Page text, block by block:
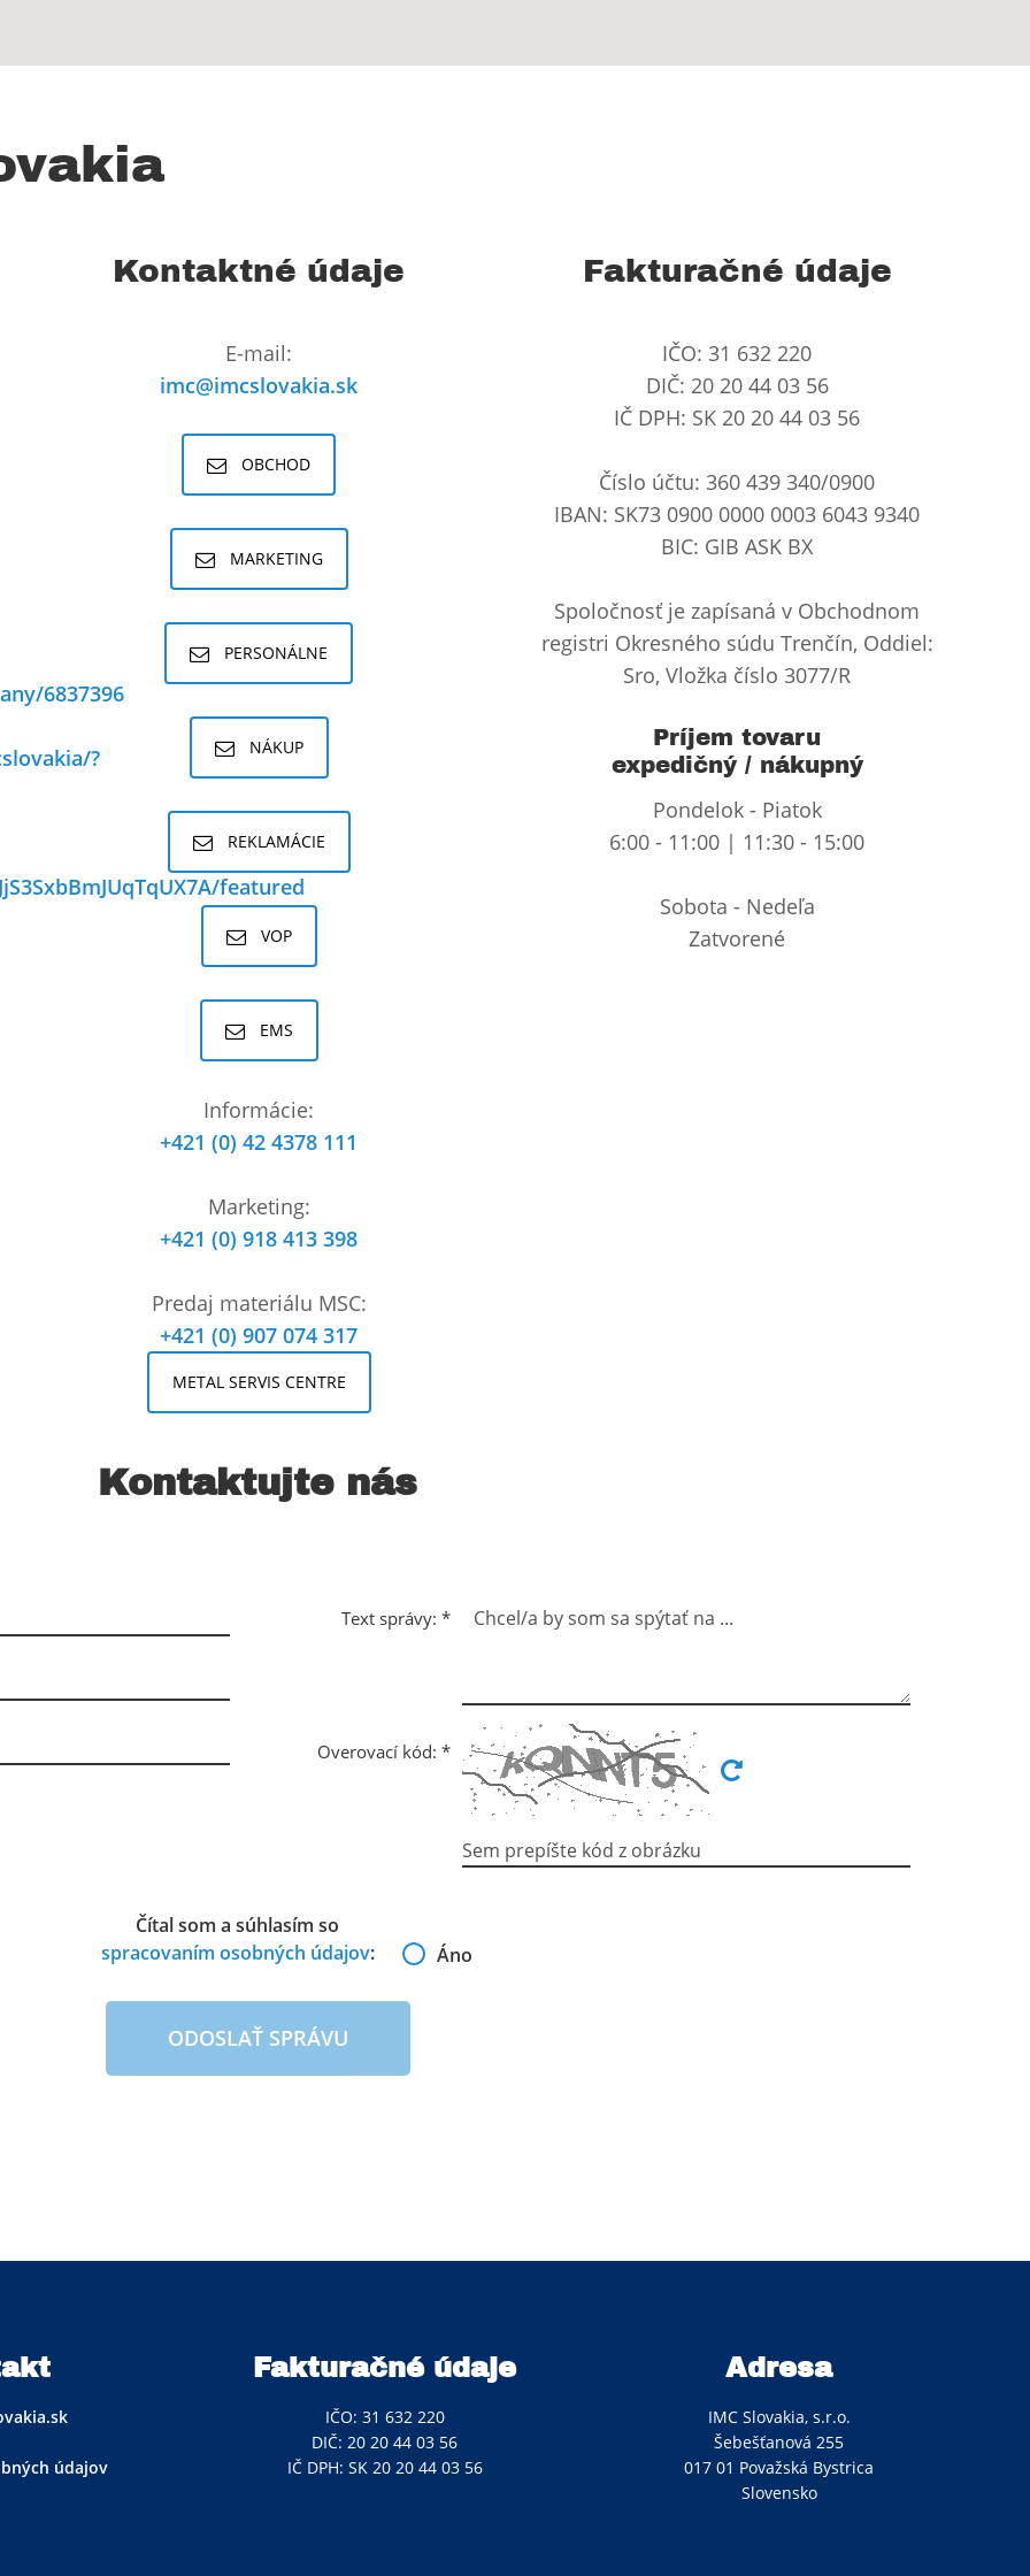
6837396
?
featured
Kontaktné údaje
E-mail:
imc@imcslovakia.sk
OBCHOD
MARKETING
PERSONÁLNE
NÁKUP
REKLAMÁCIE
VOP
EMS
Informácie:
+421 (0) 42 4378 111
Marketing:
+421 (0) 918 413 398
Predaj materiálu MSC:
+421 (0) 907 074 317
METAL SERVIS CENTRE
Fakturačné údaje
IČO: 31 632 220
DIČ: 20 20 44 03 56
IČ DPH: SK 20 20 44 03 56
Číslo účtu: 360 439 340/0900
IBAN: SK73 0900 0000 0003 6043 9340
BIC: GIB ASK BX
Spoločnosť je zapísaná v Obchodnom
registri Okresného súdu Trenčín, Oddiel:
Sro, Vložka číslo 3077/R
Príjem tovaru
expedičný / nákupný
Pondelok - Piatok
6:00 - 11:00 | 11:30 - 15:00
Sobota - Nedeľa
Zatvorené
Kontaktujte nás
Text správy: *
Overovací kód: *
Čítal som a súhlasím so
spracovaním osobných údajov: Áno
údajov
Fakturačné údaje
IČO: 31 632 220
DIČ: 20 20 44 03 56
IČ DPH: SK 20 20 44 03 56
Adresa
IMC Slovakia, s.r.o.
Šebešťanová 255
017 01 Považská Bystrica
Slovensko